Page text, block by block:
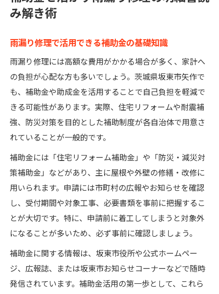
み解き術
雨漏り修理で活用できる補助金の基礎知識
雨漏り修理には高額な費用がかかる場合が多く、家計へ
の負担が心配な方も多いでしょう。茨城県坂東市矢作で
も、補助金や助成金を活用することで自己負担を軽減で
きる可能性があります。実際、住宅リフォームや耐震補
強、防災対策を目的とした補助制度が各自治体で用意さ
れていることが一般的です。
補助金には「住宅リフォーム補助金」や「防災・減災対
策補助金」などがあり、主に屋根や外壁の修繕・改修に
用いられます。申請には市町村の広報やお知らせを確認
し、受付期間や対象工事、必要書類を事前に把握するこ
とが大切です。特に、申請前に着工してしまうと対象外
になることが多いため、必ず事前に確認しましょう。
補助金に関する情報は、坂東市役所や公式ホームペー
ジ、広報誌、または坂東市お知らせコーナーなどで随時
発信されています。補助金活用の第一歩として、これら